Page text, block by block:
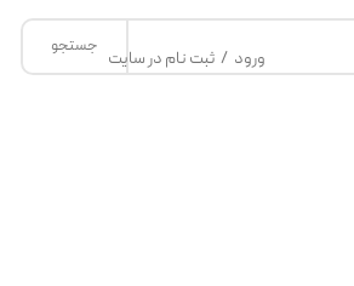
جستجو
ورود / ثبت نام در سایت